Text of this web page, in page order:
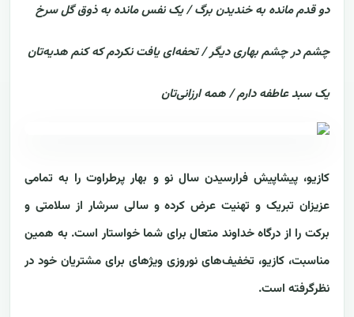
دو قدم مانده به خندیدن برگ / یک نفس مانده به ذوق گل سرخ
چشم در چشم بهاری دیگر / تحفه‌ای یافت نکردم که کنم هدیه‌تان
یک سبد عاطفه دارم / همه ارزانی‌تان
کازیو، پیشاپیش فرارسیدن سال نو و بهار پرطراوت را به تمامی
عزیزان تبریک و تهنیت عرض کرده و سالی سرشار از سلامتی و
برکت را از درگاه خداوند متعال برای شما خواستار است. به همین
مناسبت، کازیو، تخفیف‌های نوروزی ویژه‎ای برای مشتریان خود در
نظرگرفته است.